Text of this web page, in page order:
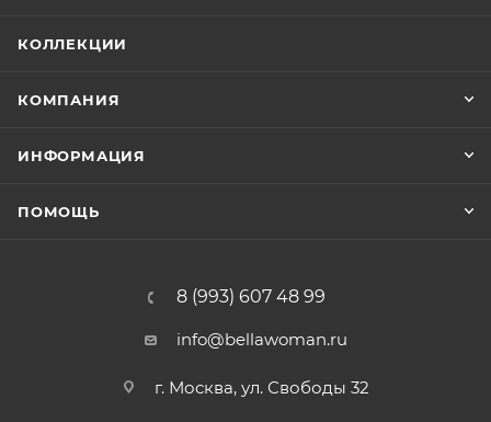
КОЛЛЕКЦИИ
КОМПАНИЯ
ИНФОРМАЦИЯ
ПОМОЩЬ
8 (993) 607 48 99
info@bellawoman.ru
г. Москва, ул. Свободы 32